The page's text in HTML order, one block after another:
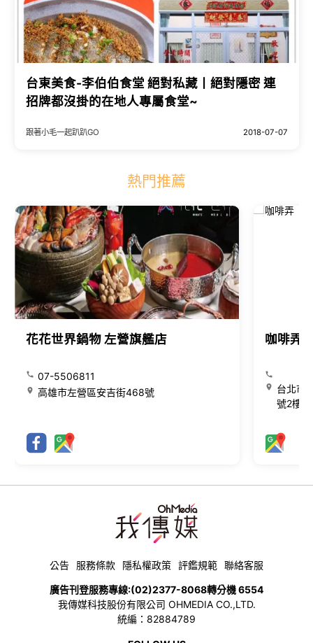
台東美食-李伯伯食堂 絕對私藏丨絕對隱密 連
招牌都沒掛的在地人專屬食堂~
跟著小毛一起趴趴GO 2018-07-07
熱門推薦
花花世界鍋物 左營旗艦店
07-5506811
高雄市左營區安吉街468號
咖啡弄
台北市
號2樓
公告 服務條款 隱私權政策 評鑑規範 聯絡客服
廣告刊登服務專線:(02)2377-8068轉分機 6554
我傳媒科技股份有限公司 OHMEDIA CO.,LTD.
統編：82884789